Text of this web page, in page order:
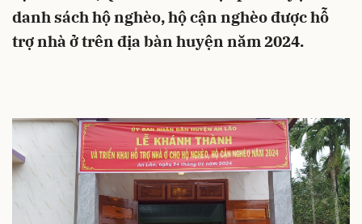
danh sách hộ nghèo, hộ cận nghèo được hỗ
trợ nhà ở trên địa bàn huyện năm 2024.